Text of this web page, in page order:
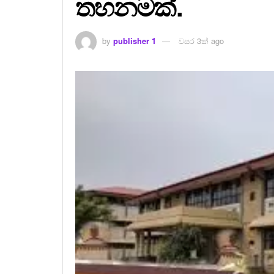
by publisher 1 වසර 3ක් ago